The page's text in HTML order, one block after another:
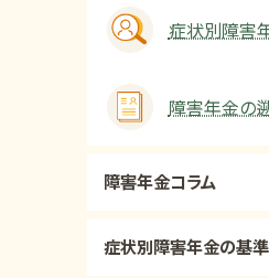
症状別障害
障害年金の
障害年金コラム
症状別障害年金の基準